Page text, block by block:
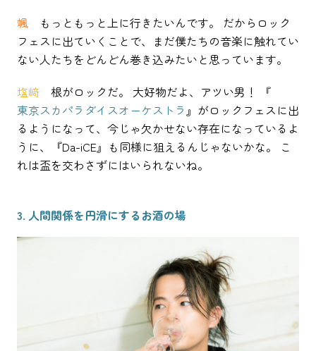
颯 もっともっと上に行きたいんです。 だからロック
フェスに出ていくことで、まだ僕たちの音楽に触れてい
ない人たちをどんどん巻き込みたいと思っています。
塩﨑 根がロックだ。 大好物だよ、アツい男！ 『
東京スカパラダイスオーケストラ』がロックフェスに出
るようになって、今じゃ欠かせない存在になっているよ
うに、『Da-iCE』も同様に狙えるんじゃないかな。 こ
れは盃を交わさずにはいられないね。
3. 人間関係を円滑にするお酒の場